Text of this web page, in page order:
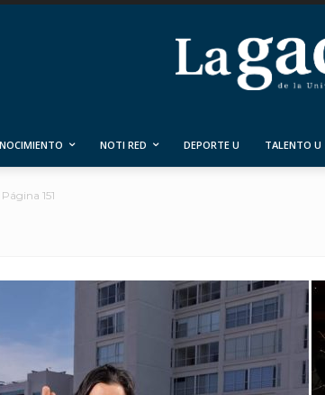
NOTI RED DEPORTE U TALENTO U
Página 151